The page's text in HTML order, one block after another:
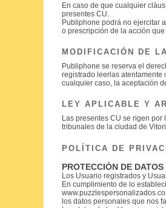
En caso de que cualquier
presentes CU.
Publiphone podrá no ejercitar
o prescripción de la acción
MODIFICACIÓN DE
Publiphone se reserva el
registrado leerlas atentamente
cualquier caso, la aceptación
LEY APLICABLE Y
Las presentes CU se rigen
tribunales de la ciudad de
POLÍTICA DE
PROTECCIÓN DE
Los Usuario registrados y
En cumplimiento de lo
los datos personales que nos